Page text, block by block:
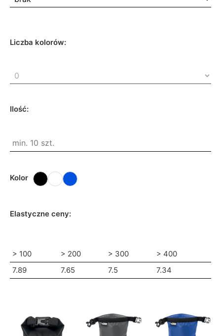
Liczba kolorów:
Ilość:
Kolor
Elastyczne ceny:
> 100 > 200 > 300
> 400
7.89
7.65 7.5 7.34